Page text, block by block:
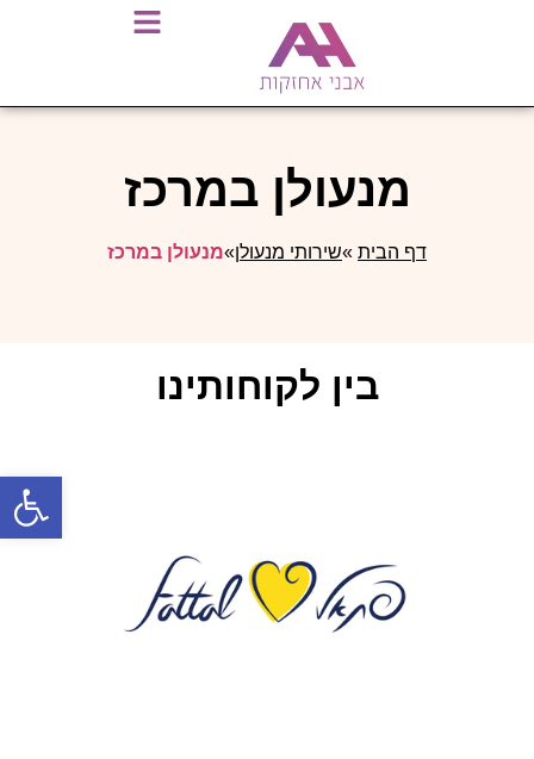
מנעולן במרכז
דף הבית »שירותי מנעולן»מנעולן במרכז
בין לקוחותינו
פתח